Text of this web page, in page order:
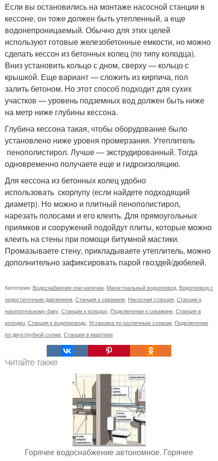
Если вы остановились на монтаже насосной станции в
кессоне, он тоже должен быть утепленный, а еще
водонепроницаемый. Обычно для этих целей
используют готовые железобетонные емкости, но можно
сделать кессон из бетонных колец (по типу колодца).
Вниз установить кольцо с дном, сверху — кольцо с
крышкой. Еще вариант — сложить из кирпича, пол
залить бетоном. Но этот способ подходит для сухих
участков — уровень подземных вод должен быть ниже
на метр ниже глубины кессона.
Глубина кессона такая, чтобы оборудование было
установлено ниже уровня промерзания. Утеплитель
пенополистирол. Лучше — экструдированный. Тогда
одновременно получаете еще и гидроизоляцию.
Для кессона из бетонных колец удобно
использовать скорлупу (если найдете подходящий
диаметр). Но можно и плитный пенополистирол,
нарезать полосами и его клеить. Для прямоугольных
приямков и сооружений подойдут плиты, которые можно
клеить на стены при помощи битумной мастики.
Промазываете стену, прикладываете утеплитель, можно
дополнительно зафиксировать парой гвоздей/дюбелей.
Категории: Водоснабжения при наличии Магистральный водопровод Водопровод с
недостаточным давлением Станция к скважине Насосная станция Станции к
накопительному баку Станции к колодцу Подключение к скважине Станция в
колодец Станция к водопроводу Установка по различным схемам Подключение
по двухтрубной схеме Станция в квартире
Читайте также
Горячее водоснабжение автономное. Горячее